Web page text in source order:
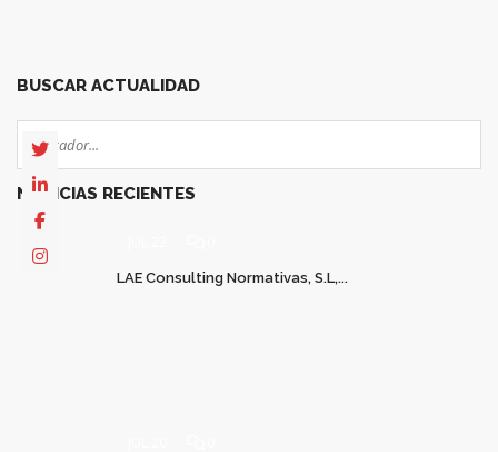
BUSCAR ACTUALIDAD
NOTICIAS RECIENTES
LAE Consulting Normativas, S.L,...